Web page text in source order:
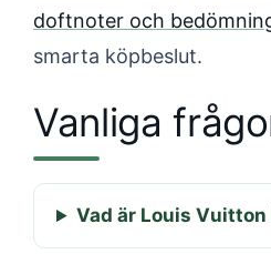
doftnoter och
smarta köpbeslut.
Vanliga
Vad är Louis